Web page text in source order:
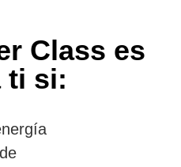
Class es
ti si: